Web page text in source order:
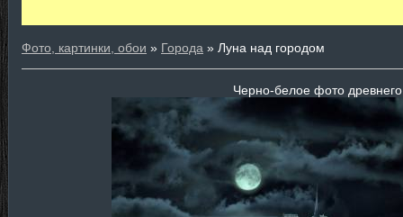
Фото, картинки, обои » Города » Луна над городом
Черно-белое фото